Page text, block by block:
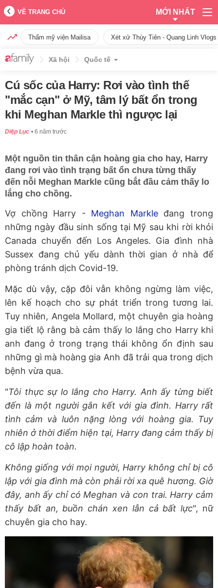
VỀ TRANG CHỦ MỚI NHẤT
Thẩm mỹ viện Mailisa Xét xử Thùy Tiên - Quang Linh
Xã hội Quốc tế
Cú sốc của Harry: Rơi vào tình thế
"mắc cạn" ở Mỹ, tâm lý bất ổn trong
khi Meghan Markle thì ngược lại
Diệp Lục 6 năm trước
Một nguồn tin thân cận hoàng gia cho hay, Harry
đang rơi vào tình trạng bất ổn chưa từng thấy
đến nỗi Meghan Markle cũng bắt đầu cảm thấy lo
lắng cho chồng.
Vợ chồng Harry - Meghan Markleđang trong
những ngày đầu sinh sống tại Mỹ sau khi rời khỏi
Canada chuyển đến Los Angeles. Gia đình nhà
Sussex đang chủ yếu dành thời gian ở nhà để
phòng tránh dịch Covid-19.
Mặc dù vậy, cặp đôi vẫn không ngừng làm việc,
lên kế hoạch cho sự phát triển trong tương lai.
Tuy nhiên, Angela Mollard, một chuyên gia hoàng
gia tiết lộ rằng bà cảm thấy lo lắng cho Harry khi
anh đang ở trong trạng thái không ổn định sau
những gì mà hoàng gia Anh đã trải qua trong dịch
bệnh vừa qua.
"Tôi thực sự lo lắng cho Harry. Anh ấy từng biết
đến là một người gắn kết với gia đình. Harry rất
tình cảm và luôn nặng lòng với hoàng gia. Tuy
nhiên ở thời điểm hiện tại, Harry đang cảm thấy bị
cô lập hoàn toàn.
Không giống với mọi người, Harry không chỉ bị cô
lập với gia đình mà còn phải rời xa quê hương. Giờ
đây, anh ấy chỉ có Meghan và con trai. Harry cảm
thấy bất an, buồn chán xen lẫn cả bất lực", nữ
chuyên gia cho hay.